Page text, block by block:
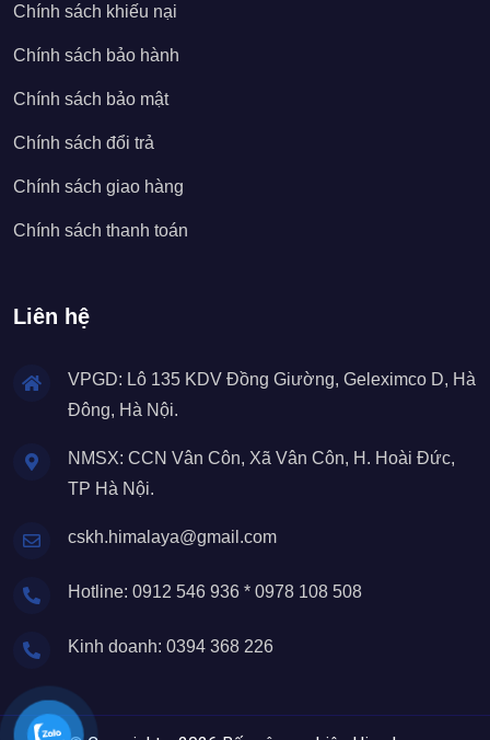
Chính sách khiếu nại
Chính sách bảo hành
Chính sách bảo mật
Chính sách đổi trả
Chính sách giao hàng
Chính sách thanh toán
Liên hệ
VPGD: Lô 135 KDV Đồng Giường, Geleximco D, Hà
Đông, Hà Nội.
NMSX: CCN Vân Côn, Xã Vân Côn, H. Hoài Đức,
TP Hà Nội.
cskh.himalaya@gmail.com
Hotline: 0912 546 936 * 0978 108 508
Kinh doanh: 0394 368 226